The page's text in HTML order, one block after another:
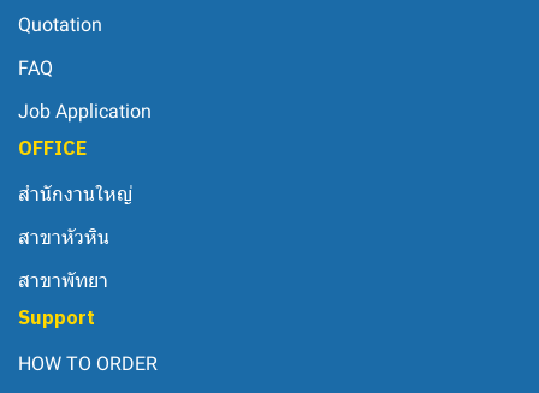
Quotation
FAQ
Job Application
OFFICE
สำนักงานใหญ่
สาขาหัวหิน
สาขาพัทยา
Support
HOW TO ORDER